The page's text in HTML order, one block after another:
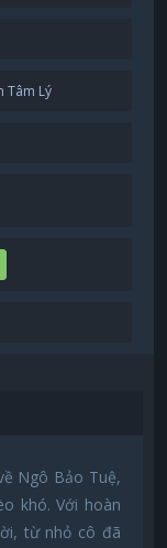
Tâm Lý
Ngô Bảo Tuệ,
khó. Với hoàn
từ nhỏ cô đã